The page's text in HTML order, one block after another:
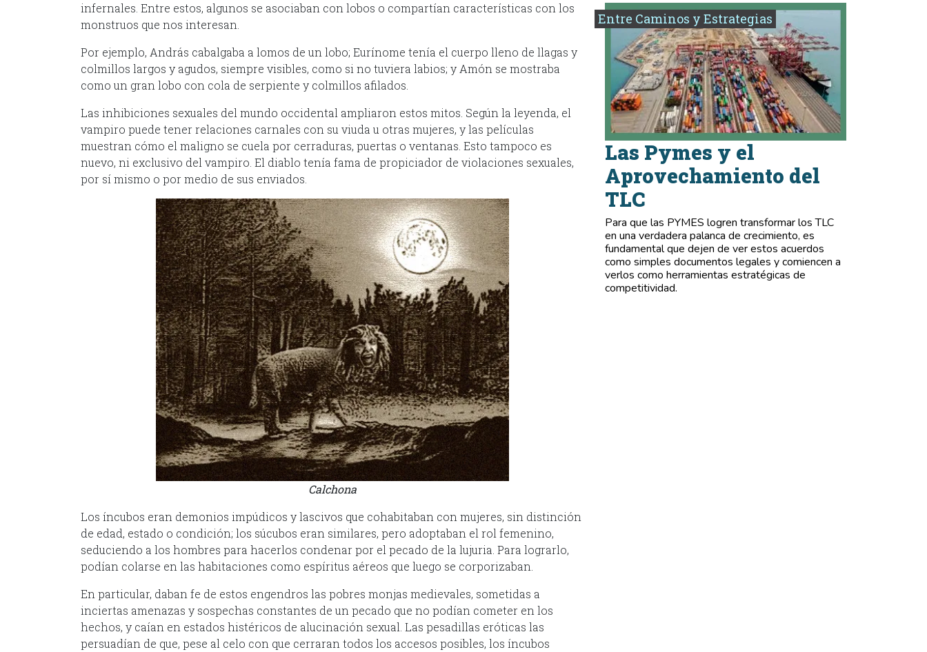
infernales. Entre estos, algunos se asociaban con lobos o compartían características con los
monstruos que nos interesan.
Por ejemplo, András cabalgaba a lomos de un lobo; Eurínome tenía el cuerpo lleno de llagas y
colmillos largos y agudos, siempre visibles, como si no tuviera labios; y Amón se mostraba
como un gran lobo con cola de serpiente y colmillos afilados.
Las inhibiciones sexuales del mundo occidental ampliaron estos mitos. Según la leyenda, el
vampiro puede tener relaciones carnales con su viuda u otras mujeres, y las películas
muestran cómo el maligno se cuela por cerraduras, puertas o ventanas. Esto tampoco es
nuevo, ni exclusivo del vampiro. El diablo tenía fama de propiciador de violaciones sexuales,
por sí mismo o por medio de sus enviados.
Calchona
Los íncubos eran demonios impúdicos y lascivos que cohabitaban con mujeres, sin distinción
de edad, estado o condición; los súcubos eran similares, pero adoptaban el rol femenino,
seduciendo a los hombres para hacerlos condenar por el pecado de la lujuria. Para lograrlo,
podían colarse en las habitaciones como espíritus aéreos que luego se corporizaban.
En particular, daban fe de estos engendros las pobres monjas medievales, sometidas a
inciertas amenazas y sospechas constantes de un pecado que no podían cometer en los
hechos, y caían en estados histéricos de alucinación sexual. Las pesadillas eróticas las
persuadían de que, pese al celo con que cerraran todos los accesos posibles, los íncubos
Entre Caminos y Estrategias
Las Pymes y el
Aprovechamiento del
TLC
Para que las PYMES logren transformar los TLC
en una verdadera palanca de crecimiento, es
fundamental que dejen de ver estos acuerdos
como simples documentos legales y comiencen a
verlos como herramientas estratégicas de
competitividad.